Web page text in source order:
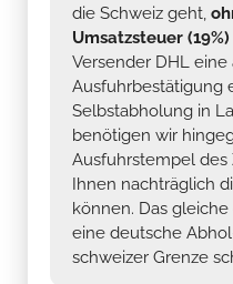
die Schweiz geht,
Umsatzsteuer
Versender DHL
Ausfuhrbestätigung
Selbstabholung in
benötigen wir
Ausfuhrstempel des
Ihnen nachträglich
können. Das
eine deutsche
schweizer Grenze